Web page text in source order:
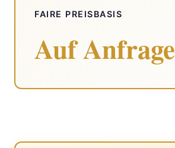
FAIRE PREISBASIS
Auf Anfrage